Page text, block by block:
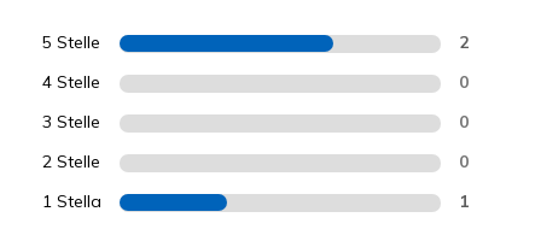
5 Stelle 2
4 Stelle 0
3 Stelle 0
2 Stelle 0
1 Stella 1